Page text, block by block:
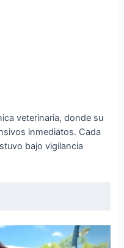
veterinaria, donde su
inmediatos. Cada
bajo vigilancia